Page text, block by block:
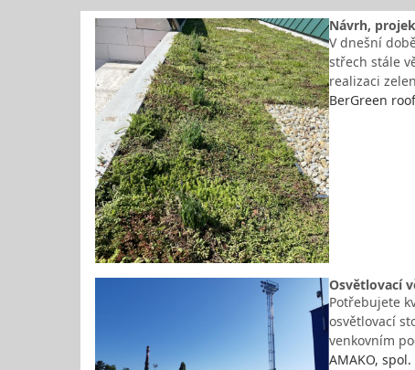
Návrh,
V dnešní
střech stále
realizaci
BerGreen
Osvětlovací
Potřebujete
osvětlovací
venkovním
AMAKO,